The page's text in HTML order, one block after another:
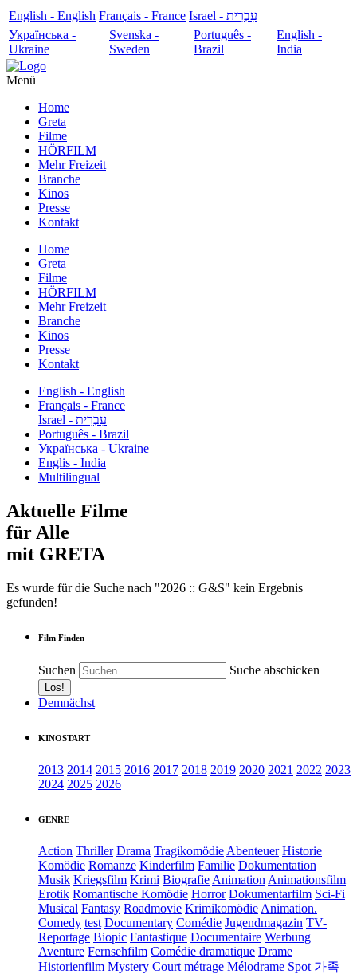
English - English Français - France
עִבְרִית - Israel
Українська -
Ukraine
Svenska -
Sweden
Português -
Brazil
English -
India
Menü
Home
Greta
Filme
HÖRFILM
Mehr Freizeit
Branche
Kinos
Presse
Kontakt
Home
Greta
Filme
HÖRFILM
Mehr Freizeit
Branche
Kinos
Presse
Kontakt
English - English
Français - France
עִבְרִית - Israel
Português - Brazil
Українська - Ukraine
Englis - India
Multilingual
Aktuelle Filme
für Alle
mit GRETA
Es wurde für die Suche nach "2026 :: G&S" kein Ergebnis
gefunden!
Film Finden
Suchen Suche abschicken
Demnächst
KINOSTART
2013 2014 2015 2016 2017 2018 2019 2020 2021 2022 2023
2024 2025 2026
GENRE
Action Thriller Drama Tragikomödie Abenteuer Historie
Komödie Romanze Kinderfilm Familie Dokumentation
Musik Kriegsfilm Krimi Biografie Animation Animationsfilm
Erotik Romantische Komödie Horror Dokumentarfilm Sci-Fi
Musical Fantasy Roadmovie Krimikomödie Animation.
Comedy test Documentary Comédie Jugendmagazin TV-
Reportage Biopic Fantastique Documentaire Werbung
Aventure Fernsehfilm Comédie dramatique Drame
Historienfilm Mystery Court métrage Mélodrame Spot 가족